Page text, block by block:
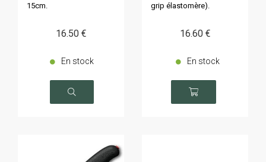
15cm.
16.50 €
En stock
grip élastomère).
16.60 €
En stock